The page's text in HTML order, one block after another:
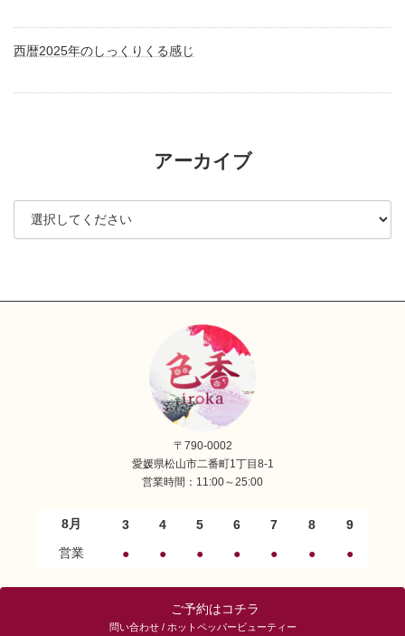
西暦2025年のしっくりくる感じ
アーカイブ
〒790-0002
愛媛県松山市二番町1丁目8-1
営業時間：11:00～25:00
8月 3 4 5 6 7 8
9
営業
● ● ● ● ● ● ●
ご予約はコチラ
問い合わせ / ホットペッパービューティー